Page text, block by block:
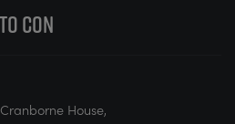
CON
House,